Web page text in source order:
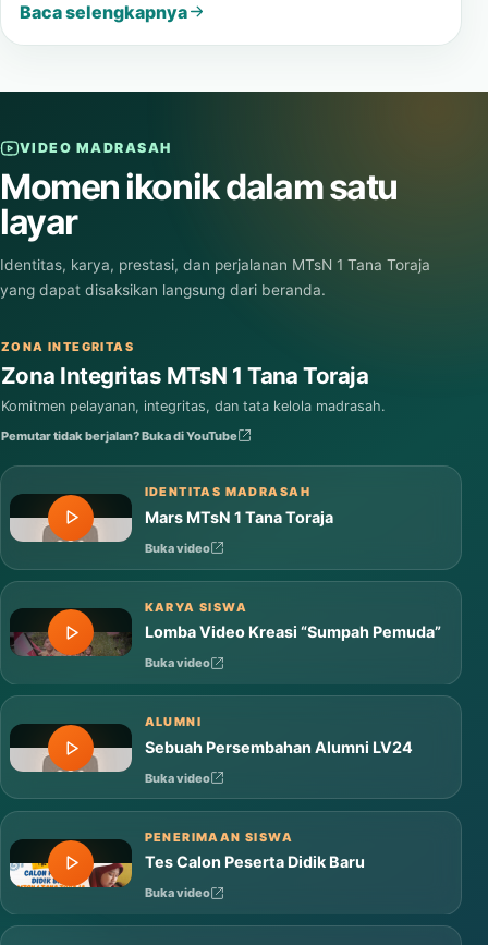
Kegiatan bela diri yang membangun disiplin, keberanian,
dan rasa percaya diri.
VIDEO MADRASAH
Momen ikonik dalam satu
layar
ZONA INTEGRITAS
Zona Integritas MTsN 1 Tana Toraja
Komitmen pelayanan, integritas, dan tata kelola madrasah.
Pemutar tidak berjalan? Buka di YouTube
Mars MTsN 1 Tana Toraja
Lomba Video Kreasi “Sumpah Pemuda”
Sebuah Persembahan Alumni LV24
Tes Calon Peserta Didik Baru